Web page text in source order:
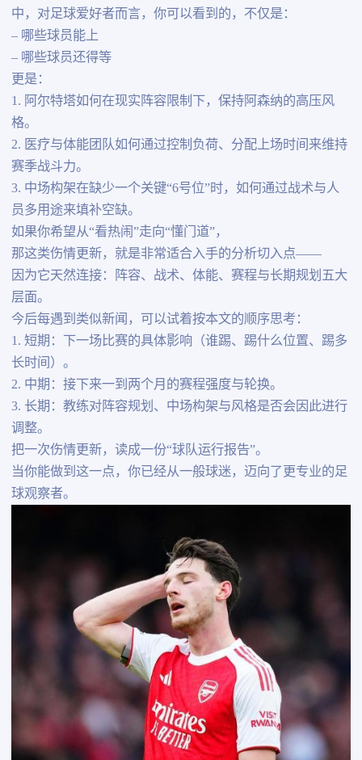
中，对足球爱好者而言，你可以看到的，不仅是：
– 哪些球员能上
– 哪些球员还得等
更是：
1. 阿尔特塔如何在现实阵容限制下，保持阿森纳的高压风
格。
2. 医疗与体能团队如何通过控制负荷、分配上场时间来维持
赛季战斗力。
3. 中场构架在缺少一个关键“6号位”时，如何通过战术与人
员多用途来填补空缺。
如果你希望从“看热闹”走向“懂门道”，
那这类伤情更新，就是非常适合入手的分析切入点——
因为它天然连接：阵容、战术、体能、赛程与长期规划五大
层面。
今后每遇到类似新闻，可以试着按本文的顺序思考：
1. 短期：下一场比赛的具体影响（谁踢、踢什么位置、踢多
长时间）。
2. 中期：接下来一到两个月的赛程强度与轮换。
3. 长期：教练对阵容规划、中场构架与风格是否会因此进行
调整。
把一次伤情更新，读成一份“球队运行报告”。
当你能做到这一点，你已经从一般球迷，迈向了更专业的足
球观察者。